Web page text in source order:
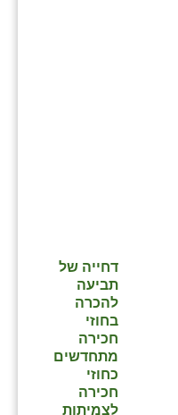
דחייה של
תביעה
להכרה
בחוזי
חכירה
מתחדשים
כחוזי
חכירה
לצמיתות